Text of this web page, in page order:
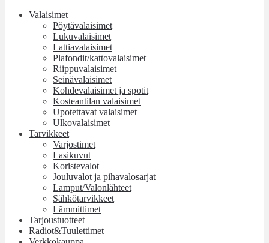
Valaisimet
Pöytävalaisimet
Lukuvalaisimet
Lattiavalaisimet
Plafondit/kattovalaisimet
Riippuvalaisimet
Seinävalaisimet
Kohdevalaisimet ja spotit
Kosteantilan valaisimet
Upotettavat valaisimet
Ulkovalaisimet
Tarvikkeet
Varjostimet
Lasikuvut
Koristevalot
Jouluvalot ja pihavalosarjat
Lamput/Valonlähteet
Sähkötarvikkeet
Lämmittimet
Tarjoustuotteet
Radiot&Tuulettimet